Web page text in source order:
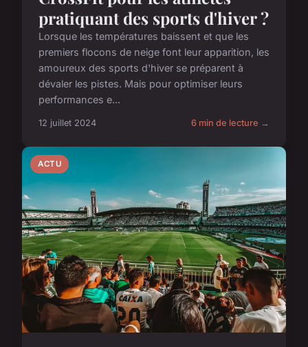
pratiquant des sports d'hiver ?
Lorsque les températures baissent et que les
premiers flocons de neige font leur apparition, les
amoureux des sports d'hiver se préparent à
dévaler les pistes. Mais pour optimiser leurs
performances e...
12 juillet 2024 6 min de lecture →
ACTU